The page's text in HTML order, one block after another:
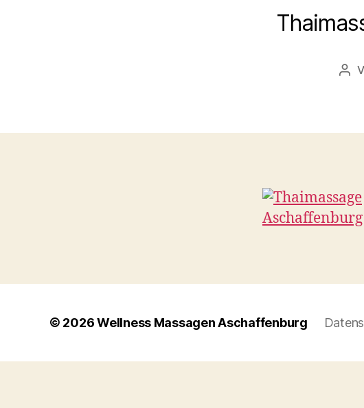
© 2026Wellness Massagen Aschaffenburg